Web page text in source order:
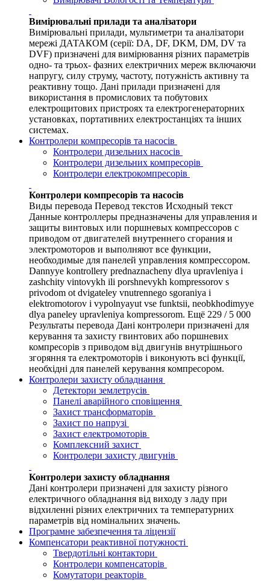
Вимірювальні прилади та аналізатори
Вимірювальні прилади, мультиметри та аналізатори
мережі ДАТАКОМ (серії: DA, DF, DKM, DM, DV та
DVF) призначені для вимірювання різних параметрів
одно- та трьох- фазних електричних мереж включаючи
напругу, силу струму, частоту, потужність активну та
реактивну тощо. Дані прилади призначені для
використання в промислових та побутових
електрощитових пристроях та електрогенераторних
установках, портативних електростанціях та інших
системах.
Контролери компресорів та насосів
Контролери дизельних насосів
Контролери дизельних компресорів
Контролери електрокомпресорів
Контролери компресорів та насосів
Виды перевода Перевод текстов Исходный текст
Данные контроллеры предназначены для управления и
защиты винтовых или поршневых компрессоров с
приводом от двигателей внутреннего сгорания и
электромоторов и выполняют все функции,
необходимые для панелей управления компрессором.
Dannyye kontrollery prednaznacheny dlya upravleniya i
zashchity vintovykh ili porshnevykh kompressorov s
privodom ot dvigateley vnutrennego sgoraniya i
elektromotorov i vypolnyayut vse funktsii, neobkhodimyye
dlya paneley upravleniya kompressorom. Ещё 229 / 5 000
Результаты перевода Дані контролери призначені для
керування та захисту гвинтових або поршневих
компресорів з приводом від двигунів внутрішнього
згоряння та електромоторів і виконують всі функції,
необхідні для панелей керування компресором.
Контролери захисту обладнання
Детектори землетрусів
Панелі аварійного сповіщення
Захист трансформаторів
Захист по напрузі
Захист електромоторів
Комплексний захист
Контролери захисту двигунів
Контролери захисту обладнання
Дані контролери призначені для захисту різного
електричного обладнання від виходу з ладу при
відхиленні різних електричних та температурних
параметрів від номінальних значень.
Програмне забезпечення та ліцензії
Компенсатори реактивної потужності
Твердотільні контактори
Контролери компенсаторів
Комутатори реакторів